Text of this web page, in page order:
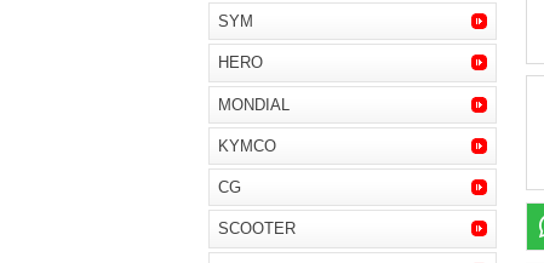
SYM
HERO
MONDIAL
KYMCO
CG
SCOOTER